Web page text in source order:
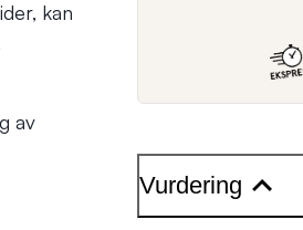
kan
av
Vurdering